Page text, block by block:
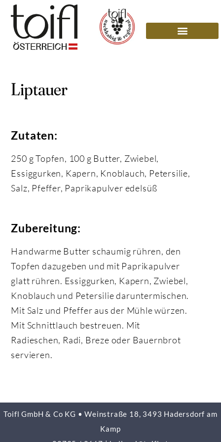
Liptauer
Zutaten:
250 g Topfen, 100 g Butter, Zwiebel,
Essiggurken, Kapern, Knoblauch, Petersilie,
Salz, Pfeffer, Paprikapulver edelsüß
Zubereitung:
Handwarme Butter schaumig rühren, den
Topfen dazugeben und mit Paprikapulver
glatt rühren. Essiggurken, Kapern, Zwiebel,
Knoblauch und Petersilie daruntermischen.
Mit Salz und Pfeffer aus der Mühle würzen.
Mit Schnittlauch bestreuen. Mit
Radieschen, Radi, Breze oder Bauernbrot
servieren.
Toifl GmbH & Co KG • Weinstraße 18, 3493 Hadersdorf am
Kamp